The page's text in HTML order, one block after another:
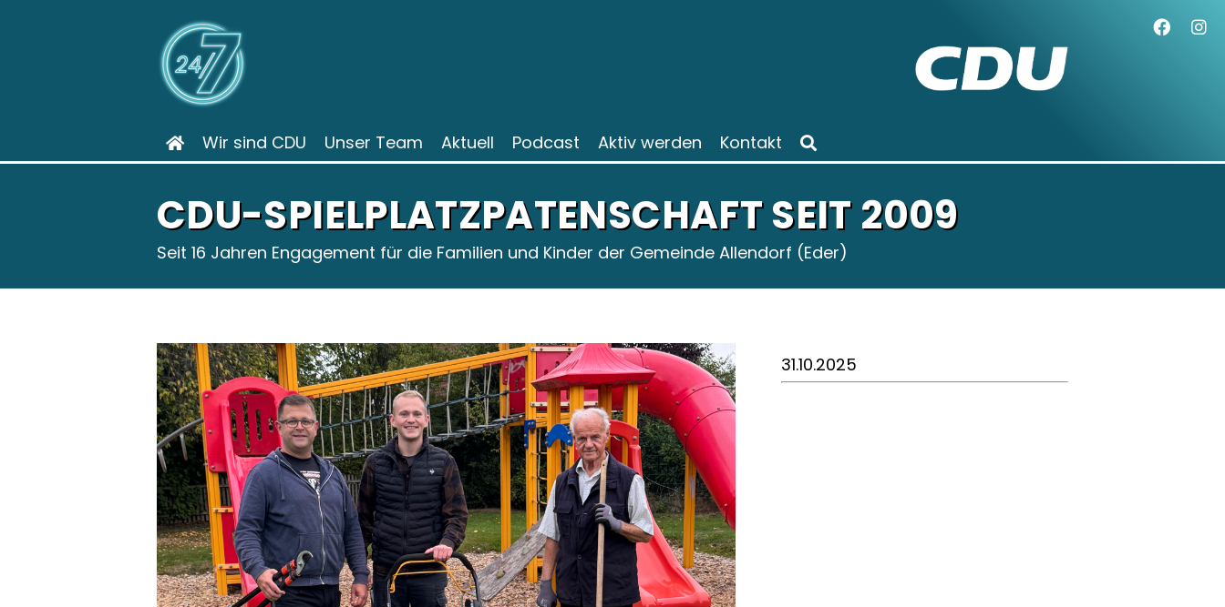
Wir sind CDU Unser Team Aktuell Podcast Aktiv werden Kontakt
CDU-SPIELPLATZPATENSCHAFT SEIT 2009
Seit 16 Jahren Engagement für die Familien und Kinder der Gemeinde Allendorf (Eder)
31.10.2025